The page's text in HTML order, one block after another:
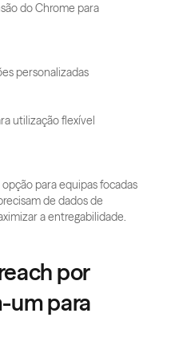
do Chrome para
personalizadas
utilização flexível
para equipas focadas
de dados de
a entregabilidade.
por
um para